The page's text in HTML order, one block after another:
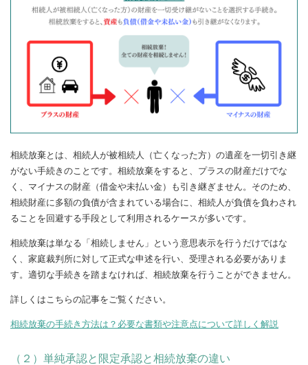
相続放棄とは、相続人が被相続人（亡くなった方）の遺産を一切引き継
がない手続きのことです。相続放棄をすると、プラスの財産だけでな
く、マイナスの財産（借金や未払い金）も引き継ぎません。そのため、
相続財産に多額の負債が含まれている場合に、相続人が負債を負わされ
ることを回避する手段として利用されるケースが多いです。
相続放棄は単なる「相続しません」という意思表示を行うだけではな
く、家庭裁判所に対して正式な申述を行い、受理される必要がありま
す。適切な手続きを踏まなければ、相続放棄を行うことができません。
詳しくはこちらの記事をご覧ください。
相続放棄の手続き方法は？必要な書類や注意点について詳しく解説
（２）単純承認と限定承認と相続放棄の違い